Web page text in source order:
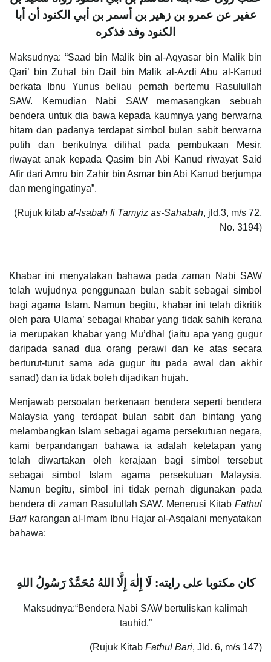
عفير عن عمرو بن زهير بن أسمر بن أبي الكنود أن أبا
الكنود وفد فذكره
Maksudnya: “Saad bin Malik bin al-Aqyasar bin Malik bin
Qari’ bin Zuhal bin Dail bin Malik al-Azdi Abu al-Kanud
berkata Ibnu Yunus beliau pernah bertemu Rasulullah
SAW. Kemudian Nabi SAW memasangkan sebuah
bendera untuk dia bawa kepada kaumnya yang berwarna
hitam dan padanya terdapat simbol bulan sabit berwarna
putih dan berikutnya dilihat pada pembukaan Mesir,
riwayat anak kepada Qasim bin Abi Kanud riwayat Said
Afir dari Amru bin Zahir bin Asmar bin Abi Kanud berjumpa
dan mengingatinya”.
(Rujuk kitab al-Isabah fi Tamyiz as-Sahabah, jld.3, m/s 72,
No. 3194)
Khabar ini menyatakan bahawa pada zaman Nabi SAW
telah wujudnya penggunaan bulan sabit sebagai simbol
bagi agama Islam. Namun begitu, khabar ini telah dikritik
oleh para Ulama’ sebagai khabar yang tidak sahih kerana
ia merupakan khabar yang Mu’dhal (iaitu apa yang gugur
daripada sanad dua orang perawi dan ke atas secara
berturut-turut sama ada gugur itu pada awal dan akhir
sanad) dan ia tidak boleh dijadikan hujah.
Menjawab persoalan berkenaan bendera seperti bendera
Malaysia yang terdapat bulan sabit dan bintang yang
melambangkan Islam sebagai agama persekutuan negara,
kami berpandangan bahawa ia adalah ketetapan yang
telah diwartakan oleh kerajaan bagi simbol tersebut
sebagai simbol Islam agama persekutuan Malaysia.
Namun begitu, simbol ini tidak pernah digunakan pada
bendera di zaman Rasulullah SAW. Menerusi Kitab Fathul
Bari karangan al-Imam Ibnu Hajar al-Asqalani menyatakan
bahawa:
كان مكتوبا على رايته: لَا إِلٰهَ إِلَّا اللهُ مُحَمَّدٌ رَسُولُ اللهِ
Maksudnya:“Bendera Nabi SAW bertuliskan kalimah
tauhid.”
(Rujuk Kitab Fathul Bari, Jld. 6, m/s 147)